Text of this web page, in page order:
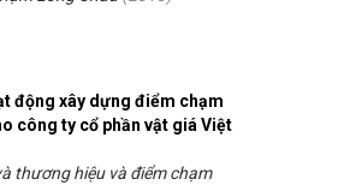
động xây dựng điểm chạm
công ty cổ phần vật giá Việt
thương hiệu và điểm chạm